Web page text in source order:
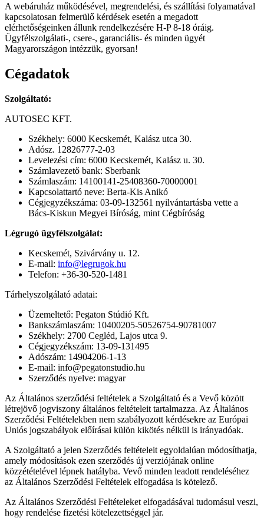
A webáruház működésével, megrendelési, és szállítási folyamatával
kapcsolatosan felmerülő kérdések esetén a megadott
elérhetőségeinken állunk rendelkezésére H-P 8-18 óráig.
Ügyfélszolgálati-, csere-, garanciális- és minden ügyét
Magyarországon intézzük, gyorsan!
Cégadatok
Szolgáltató:
AUTOSEC KFT.
Székhely: 6000 Kecskemét, Kalász utca 30.
Adósz. 12826777-2-03
Levelezési cím: 6000 Kecskemét, Kalász u. 30.
Számlavezető bank: Sberbank
Számlaszám: 14100141-25408360-70000001
Kapcsolattartó neve: Berta-Kis Anikó
Cégjegyzékszáma: 03-09-132561 nyilvántartásba vette a
Bács-Kiskun Megyei Bíróság, mint Cégbíróság
Légrugó ügyfélszolgálat:
Kecskemét, Szivárvány u. 12.
E-mail: info@legrugok.hu
Telefon: +36-30-520-1481
Tárhelyszolgálató adatai:
Üzemeltető: Pegaton Stúdió Kft.
Bankszámlaszám: 10400205-50526754-90781007
Székhely: 2700 Cegléd, Lajos utca 9.
Cégjegyzékszám: 13-09-131495
Adószám: 14904206-1-13
E-mail: info@pegatonstudio.hu
Szerződés nyelve: magyar
Az Általános szerződési feltételek a Szolgáltató és a Vevő között
létrejövő jogviszony általános feltételeit tartalmazza. Az Általános
Szerződési Feltételekben nem szabályozott kérdésekre az Európai
Uniós jogszabályok előírásai külön kikötés nélkül is irányadóak.
A Szolgáltató a jelen Szerződés feltételeit egyoldalúan módosíthatja,
amely módosítások ezen szerződés új verziójának online
közzétételével lépnek hatályba. Vevő minden leadott rendeléséhez
az Általános Szerződési Feltételek elfogadása is kötelező.
Az Általános Szerződési Feltételeket elfogadásával tudomásul veszi,
hogy rendelése fizetési kötelezettséggel jár.